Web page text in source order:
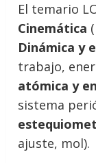
El temario
Cinemática
Dinámica y
trabajo,
atómica y
sistema
ajuste, mol).